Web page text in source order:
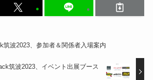
筑波2023、参加者＆関係者入場案内
筑波2023、イベント出展ブース